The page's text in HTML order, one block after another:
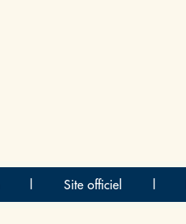
Site officiel